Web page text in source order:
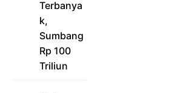
Terbanya
k,
Sumbang
Rp 100
Triliun